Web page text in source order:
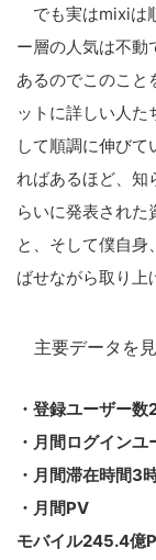
でも実はmixiは
ー層の人気は不
あるのでこのこと
ットに詳しい人た
して順調に伸び
ればあるほど、知
らいに発表された
と、そして僕自
ばせながら取り上
主要データを見
・登録ユーザー
・月間ログインユ
・月間滞在時間3
・月間PV
モバイル245.4億
Block Data